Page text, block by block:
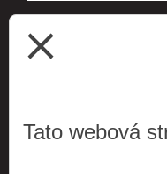
close
Tato webová